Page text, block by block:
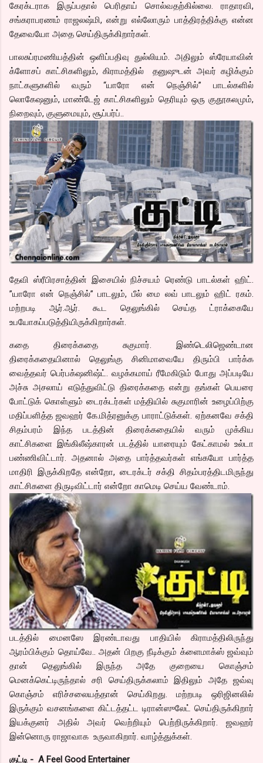
கேரக்டராக இருப்பதால் பெரிதாய் சொல்வதற்கில்லை. ராதாரவி,
சங்கராபரணம் ராஜலஷ்மி, என்று எல்லோரும் பாத்திரத்திக்கு என்ன
தேவையோ அதை செய்திருக்கிறார்கள்.
பாலசுப்ரமணியத்தின் ஒளிப்பதிவு துல்லியம். அதிலும் ஸ்ரேயாவின்
க்ளோசப் காட்சிகளிலும், கிராமத்தில் தனுஷுடன் அவர் கழிக்கும்
நாட்களுகளில் வரும் “யாரோ என் நெஞ்சில்” பாடல்களில்
லொகேஷனும், மாண்டேஜ் காட்சிகளிலும் தெரியும் ஒரு குதூகலமும்,
நிறைவும், குளுமையும், சூப்பர்ப்..
தேவி ஸ்ரீபிரசாத்தின் இசையில் நிச்சயம் ரெண்டு பாடல்கள் ஹிட்.
”யாரோ என் நெஞ்சில்” பாடலும், பீல் மை லவ் பாடலும் ஹிட் ரகம்.
மற்றபடி ஆர்.ஆர். கூட தெலுங்கில் செய்த ட்ராக்கையே
உபயோகப்படுத்தியிருக்கிறார்கள்.
கதை திரைக்கதை சுகுமார். இண்டெலிஜெண்டான
திரைக்கதையினால் தெலுங்கு சினிமாவையே திரும்பி பார்க்க
வைத்தவர் பெர்பக்‌ஷனிஷ்ட். வழக்கமாய் ரீமேகிடும் போது அப்படியே
அச்சு அசலாய் எடுத்துவிட்டு திரைக்கதை என்று தங்கள் பெயரை
போட்டுக் கொள்ளும் டைரக்டர்கள் மத்தியில் சுகுமாரின் உழைப்பிற்கு
மதிப்பளித்த ஜவஹர் கே.மித்ரனுக்கு பாராட்டுக்கள். ஏற்கனவே சக்தி
சிதம்பரம் இந்த படத்தின் திரைக்கதையில் வரும் முக்கிய
காட்சிகளை இங்கிலீஷ்காரன் படத்தில் யாரையும் கேட்காமல் உல்டா
பண்ணிவிட்டார். அதனால் அதை பார்த்தவர்கள் எங்கயோ பார்த்த
மாதிரி இருக்கிறதே என்றோ, டைரக்டர் சக்தி சிதம்பரத்திடமிருந்து
காட்சிகளை திருடிவிட்டார் என்றோ காமெடி செய்ய வேண்டாம்.
படத்தில் மைனஸே இரண்டாவது பாதியில் கிராமத்திலிருந்து
ஆரம்பிக்கும் தொய்வே.. அதன் பிறகு நீடிக்கும் க்ளைமாக்ஸ் ஜவ்வும்
தான் தெலுங்கில் இருந்த அதே குறையை கொஞ்சம்
மெனக்கெட்டிருந்தால் சரி செய்திருக்கலாம் இதிலும் அதே ஜவ்வு
கொஞ்சம் எரிச்சலையத்தான் செய்கிறது. மற்றபடி ஒரிஜினலில்
இருக்கும் வசனங்களை கிட்டத்தட்ட டிரான்ஸுலேட் செய்திருக்கிறார்
இயக்குனர் அதில் அவர் வெற்றியும் பெற்றிருக்கிறார். ஜவஹர்
இன்னொரு ராஜாவாக உருவாகிறார். வாழ்த்துக்கள்.
குட்டி - A Feel Good Entertainer